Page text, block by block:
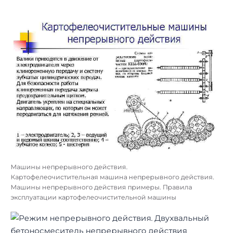
Машины непрерывного действия.
Картофелеочистительная машина непрерывного действия.
Машины непрерывного действия примеры. Правила
эксплуатации картофелеочистительной машины